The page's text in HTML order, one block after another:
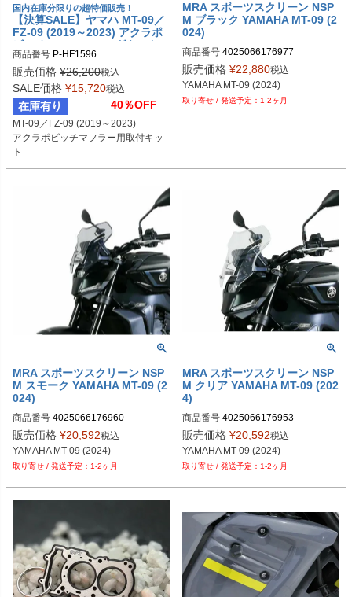
国内在庫分限りの超特価販売！
【決算SALE】ヤマハ MT-09／
FZ-09 (2019～2023) アクラポ
ビッチ フィッティングキット
商品番号 P-HF1596
販売価格 ¥26,200税込
SALE価格 ¥15,720税込
在庫有り 40％OFF
MT-09／FZ-09 (2019～2023)
アクラポビッチマフラー用取付キッ
ト
MRA スポーツスクリーン NSP
M ブラック YAMAHA MT-09 (2
024)
商品番号 4025066176977
MP285K
販売価格 ¥22,880税込
YAMAHA MT-09 (2024)
1-2ヶ月
MRA スポーツスクリーン NSP
M スモーク YAMAHA MT-09 (2
024)
商品番号 4025066176960
MP285S
販売価格 ¥20,592税込
YAMAHA MT-09 (2024)
1-2ヶ月
MRA スポーツスクリーン NSP
M クリア YAMAHA MT-09 (202
4)
商品番号 4025066176953
MP285C
販売価格 ¥20,592税込
YAMAHA MT-09 (2024)
1-2ヶ月